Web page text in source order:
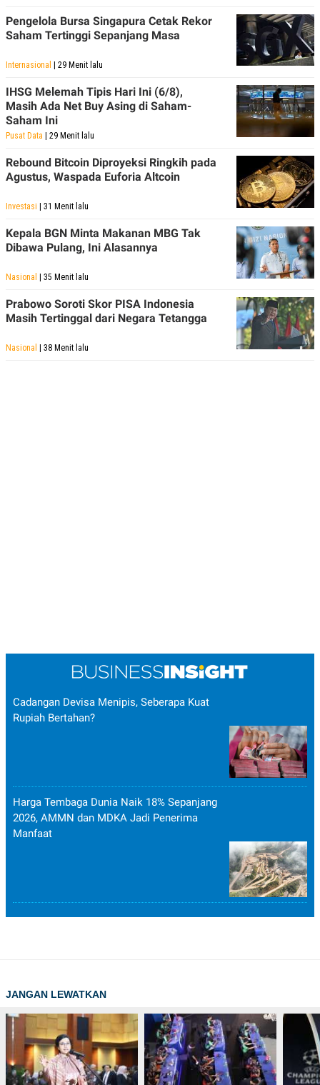
Pengelola Bursa Singapura Cetak Rekor
Saham Tertinggi Sepanjang Masa
Internasional | 29 Menit lalu
IHSG Melemah Tipis Hari Ini (6/8),
Masih Ada Net Buy Asing di Saham-
Saham Ini
Pusat Data | 29 Menit lalu
Rebound Bitcoin Diproyeksi Ringkih pada
Agustus, Waspada Euforia Altcoin
Investasi | 31 Menit lalu
Kepala BGN Minta Makanan MBG Tak
Dibawa Pulang, Ini Alasannya
Nasional | 35 Menit lalu
Prabowo Soroti Skor PISA Indonesia
Masih Tertinggal dari Negara Tetangga
Nasional | 38 Menit lalu
Cadangan Devisa Menipis, Seberapa Kuat
Rupiah Bertahan?
Harga Tembaga Dunia Naik 18% Sepanjang
2026, AMMN dan MDKA Jadi Penerima
Manfaat
JANGAN LEWATKAN